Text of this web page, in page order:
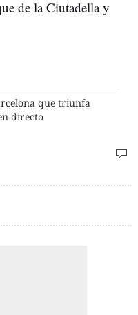
de la Ciutadella y
que triunfa
directo